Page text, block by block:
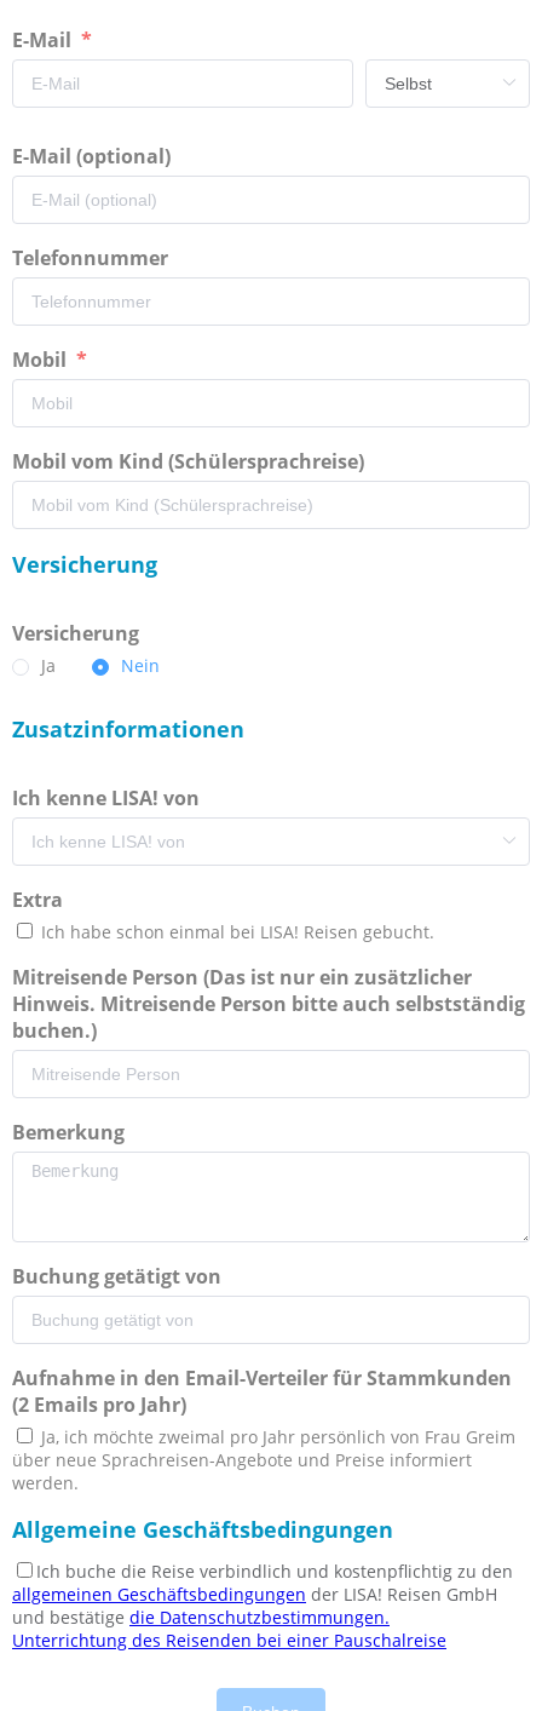
E-Mail
E-Mail (optional)
Telefonnummer
Mobil
Mobil vom Kind (Schülersprachreise)
Versicherung
Versicherung
Ja Nein
Zusatzinformationen
Ich kenne LISA! von
Extra
Ich habe schon einmal bei LISA! Reisen gebucht.
Mitreisende Person (Das ist nur ein zusätzlicher
Hinweis. Mitreisende Person bitte auch selbstständig
buchen.)
Bemerkung
Buchung getätigt von
Aufnahme in den Email-Verteiler für Stammkunden
(2 Emails pro Jahr)
Ja, ich möchte zweimal pro Jahr persönlich von Frau Greim
über neue Sprachreisen-Angebote und Preise informiert
werden.
Allgemeine Geschäftsbedingungen
Ich buche die Reise verbindlich und kostenpflichtig zu den
allgemeinen Geschäftsbedingungen der LISA! Reisen GmbH
und bestätige die Datenschutzbestimmungen.
Unterrichtung des Reisenden bei einer Pauschalreise